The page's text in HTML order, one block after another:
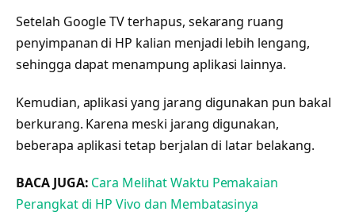
Setelah Google TV terhapus, sekarang ruang
penyimpanan di HP kalian menjadi lebih lengang,
sehingga dapat menampung aplikasi lainnya.
Kemudian, aplikasi yang jarang digunakan pun bakal
berkurang. Karena meski jarang digunakan,
beberapa aplikasi tetap berjalan di latar belakang.
BACA JUGA: Cara Melihat Waktu Pemakaian
Perangkat di HP Vivo dan Membatasinya